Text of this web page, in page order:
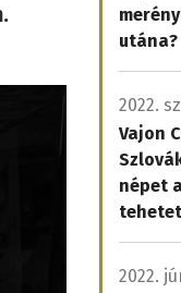
utána?
2022.
Vajon
népet
2022.